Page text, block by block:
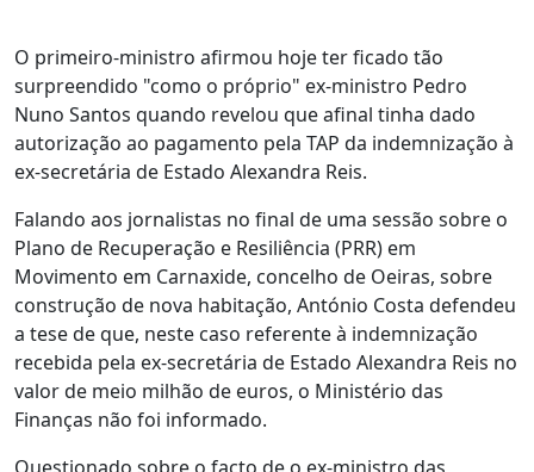
O primeiro-ministro afirmou hoje ter ficado tão
surpreendido "como o próprio" ex-ministro Pedro
Nuno Santos quando revelou que afinal tinha dado
autorização ao pagamento pela TAP da indemnização à
ex-secretária de Estado Alexandra Reis.
Falando aos jornalistas no final de uma sessão sobre o
Plano de Recuperação e Resiliência (PRR) em
Movimento em Carnaxide, concelho de Oeiras, sobre
construção de nova habitação, António Costa defendeu
a tese de que, neste caso referente à indemnização
recebida pela ex-secretária de Estado Alexandra Reis no
valor de meio milhão de euros, o Ministério das
Finanças não foi informado.